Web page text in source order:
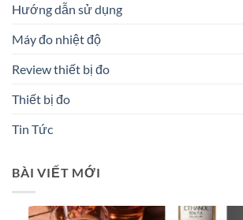
Hướng dẫn sử dụng
Máy đo nhiệt độ
Review thiết bị đo
Thiết bị đo
Tin Tức
BÀI VIẾT MỚI